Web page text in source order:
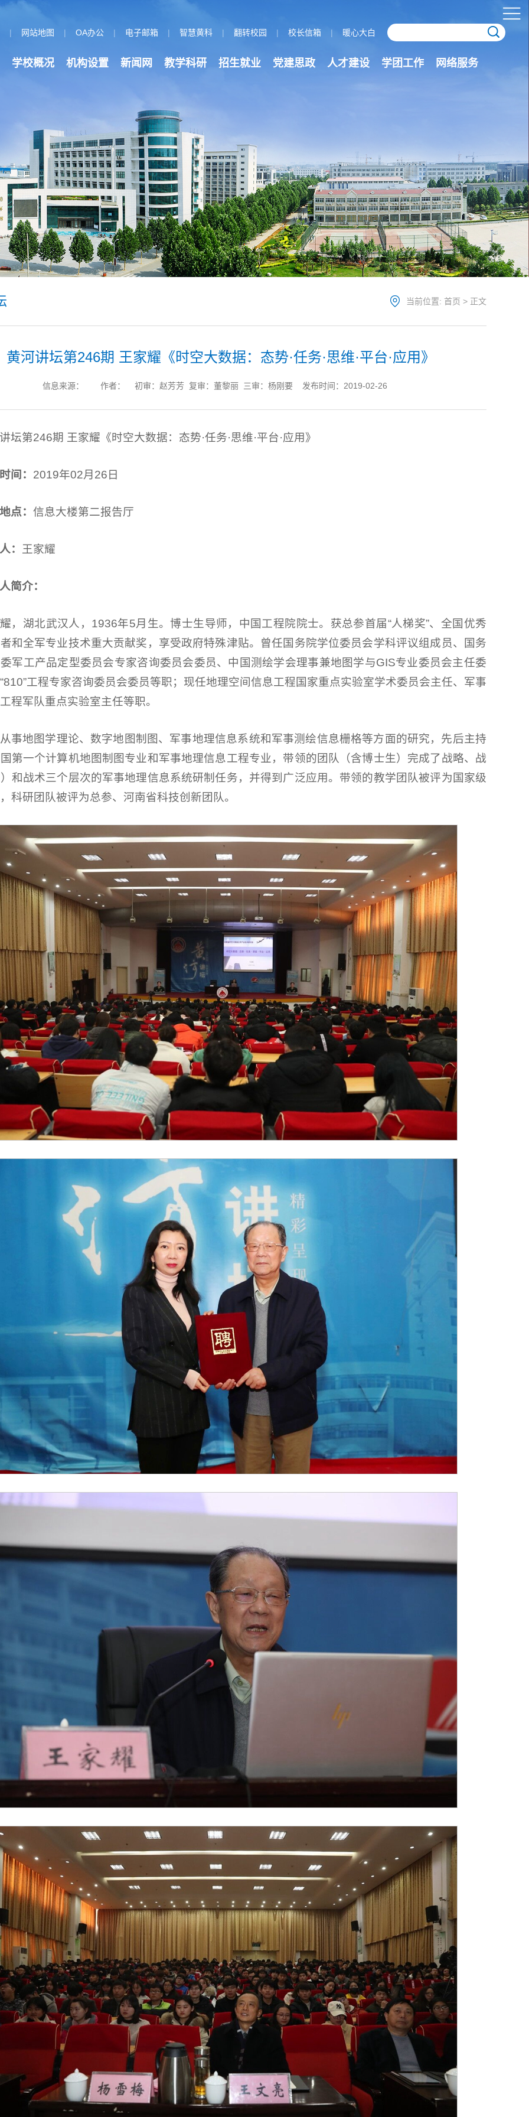
| 网站地图 | OA办公 | 电子邮箱 | 智慧黄科 | 翻转校园 | 校长信箱 | 暖心大白
学校概况 机构设置 新闻网 教学科研 招生就业 党建思政 人才建设 学团工作 网络服务
当前位置: 首页 > 正文
黄河讲坛第246期 王家耀《时空大数据：态势·任务·思维·平台·应用》
信息来源： 作者： 初审：赵芳芳 复审：董黎丽 三审：杨刚要 发布时间：2019-02-26
坛第246期 王家耀《时空大数据：态势·任务·思维·平台·应用》
间： 2019年02月26日
点：信息大楼第二报告厅
： 王家耀
简介：
，湖北武汉人，1936年5月生。博士生导师，中国工程院院士。获总参首届“人梯奖”、全国优秀
和全军专业技术重大贡献奖，享受政府特殊津贴。曾任国务院学位委员会学科评议组成员、国务
军工产品定型委员会专家咨询委员会委员、中国测绘学会理事兼地图学与GIS专业委员会主任委
工程专家咨询委员会委员等职；现任地理空间信息工程国家重点实验室学术委员会主任、军事
程军队重点实验室主任等职。
事地图学理论、数字地图制图、军事地理信息系统和军事测绘信息栅格等方面的研究，先后主持
第一个计算机地图制图专业和军事地理信息工程专业，带领的团队（含博士生）完成了战略、战
和战术三个层次的军事地理信息系统研制任务，并得到广泛应用。带领的教学团队被评为国家级
科研团队被评为总参、河南省科技创新团队。